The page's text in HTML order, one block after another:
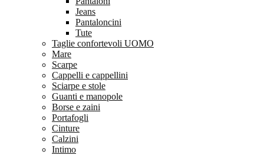
Jeans
Pantaloncini
Tute
Taglie confortevoli UOMO
Mare
Scarpe
Cappelli e cappellini
Sciarpe e stole
Guanti e manopole
Borse e zaini
Portafogli
Cinture
Calzini
Intimo